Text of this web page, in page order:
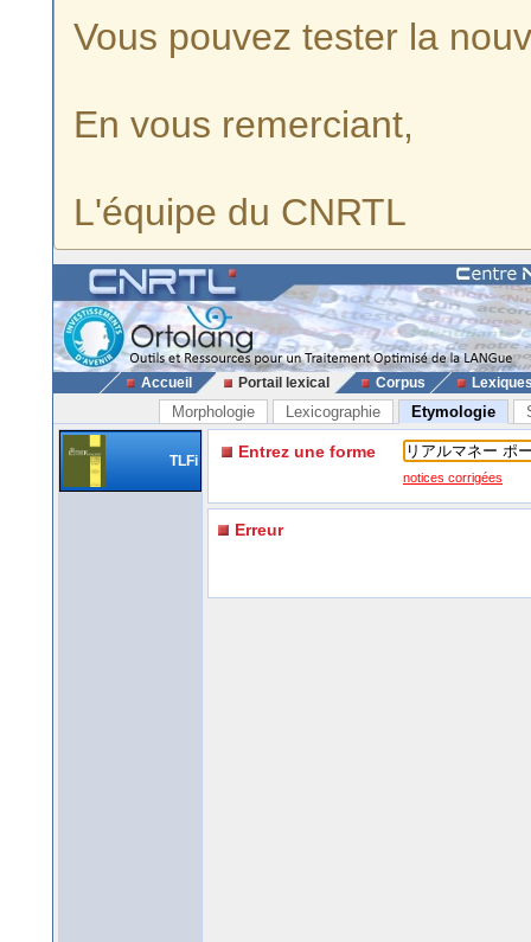
Vous pouvez tester la
En vous remerciant,
L'équipe du CNRTL
Accueil Portail lexical Corpus
Morphologie Lexicographie Etymologie
TLFi Entrez une forme
notices corrigées
Erreur